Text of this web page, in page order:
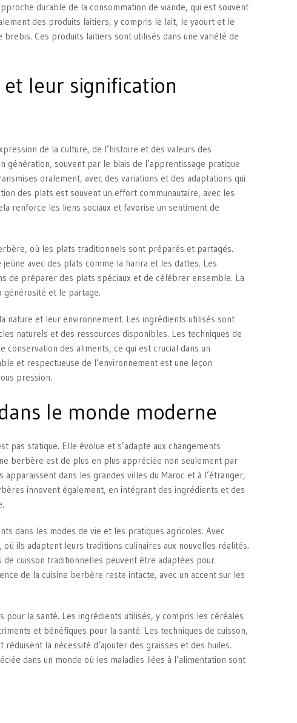
durable de la consommation de viande, qui est souvent
des produits laitiers, y compris le lait, le yaourt et le
Ces produits laitiers sont utilisés dans une variété de
leur signification
de la culture, de l’histoire et des valeurs des
souvent par le biais de l’apprentissage pratique
oralement, avec des variations et des adaptations qui
des plats est souvent un effort communautaire, avec les
renforce les liens sociaux et favorise un sentiment de
où les plats traditionnels sont préparés et partagés.
avec des plats comme la harira et les dattes. Les
de préparer des plats spéciaux et de célébrer ensemble. La
générosité et le partage.
nature et leur environnement. Les ingrédients utilisés sont
naturels et des ressources disponibles. Les techniques de
des aliments, ce qui est crucial dans un
et respectueuse de l’environnement est une leçon
pression.
le monde moderne
pas statique. Elle évolue et s’adapte aux changements
berbère est de plus en plus appréciée non seulement par
dans les grandes villes du Maroc et à l’étranger,
innovent également, en intégrant des ingrédients et des
dans les modes de vie et les pratiques agricoles. Avec
ils adaptent leurs traditions culinaires aux nouvelles réalités.
cuisson traditionnelles peuvent être adaptées pour
de la cuisine berbère reste intacte, avec un accent sur les
la santé. Les ingrédients utilisés, y compris les céréales
et bénéfiques pour la santé. Les techniques de cuisson,
la nécessité d’ajouter des graisses et des huiles.
dans un monde où les maladies liées à l’alimentation sont